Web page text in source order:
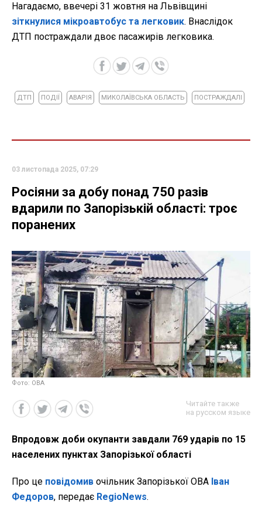
Нагадаємо, ввечері 31 жовтня на Львівщині
зіткнулися мікроавтобус та легковик. Внаслідок
ДТП постраждали двоє пасажирів легковика.
ДТП ПОДІЇ АВАРІЯ МИКОЛАЇВСЬКА ОБЛАСТЬ ПОСТРАЖДАЛІ
03 листопада 2025, 07:29
Росіяни за добу понад 750 разів
вдарили по Запорізькій області: троє
поранених
Фото: ОВА
Читайте также
на русском языке
Впродовж доби окупанти завдали 769 ударів по 15
населених пунктах Запорізької області
Про це повідомив очільник Запорізької ОВА Іван
Федоров, передає RegioNews.